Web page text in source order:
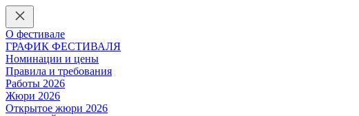
О фестивале
ГРАФИК ФЕСТИВАЛЯ
Номинации и цены
Правила и требования
Работы 2026
Жюри 2026
Открытое жюри 2026